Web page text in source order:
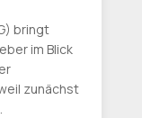
bringt
im Blick
zunächst